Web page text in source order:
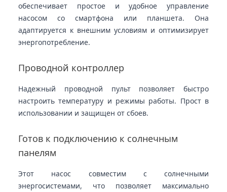
обеспечивает простое и удобное управление
насосом со смартфона или планшета. Она
адаптируется к внешним условиям и оптимизирует
энергопотребление.
Проводной контроллер
Надежный проводной пульт позволяет быстро
настроить температуру и режимы работы. Прост в
использовании и защищен от сбоев.
Готов к подключению к солнечным
панелям
Этот насос совместим с солнечными
энергосистемами, что позволяет максимально